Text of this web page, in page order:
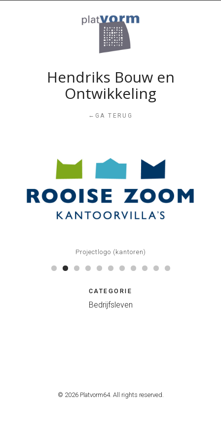
Hendriks Bouw en
Ontwikkeling
← GA TERUG
Projectlogo (kantoren)
CATEGORIE
Bedrijfsleven
© 2026 Platvorm64. All rights reserved.